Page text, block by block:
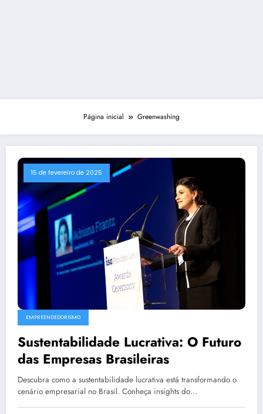
Página inicial Greenwashing
15 de fevereiro de 2025
EMPREENDEDORISMO
Sustentabilidade Lucrativa: O Futuro
das Empresas Brasileiras
Descubra como a sustentabilidade lucrativa está transformando o
cenário empresarial no Brasil. Conheça insights do…